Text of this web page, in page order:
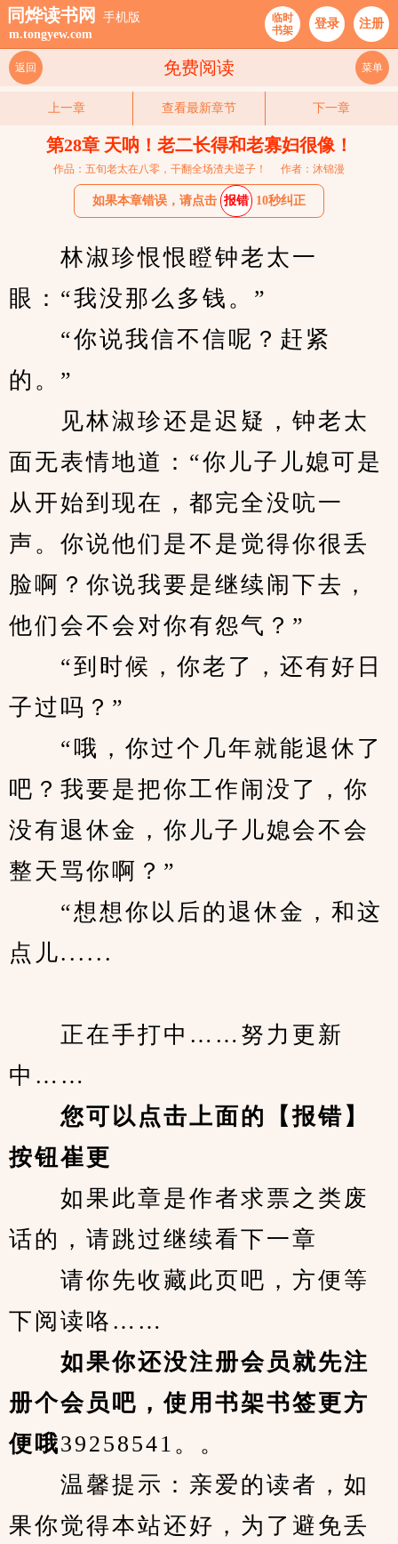
同烨读书网
手机版
m.tongyew.com
临时
书架
登录 注册
免费阅读
返回 菜单
上一章 查看最新章节 下一章
第28章 天呐！老二长得和老寡妇很像！
作品：五旬老太在八零，干翻全场渣夫逆子！ 作者：沐锦漫
如果本章错误，请点击 报错 10秒纠正
林淑珍恨恨瞪钟老太一
眼：“我没那么多钱。”
“你说我信不信呢？赶紧
的。”
见林淑珍还是迟疑，钟老太
面无表情地道：“你儿子儿媳可是
从开始到现在，都完全没吭一
声。你说他们是不是觉得你很丢
脸啊？你说我要是继续闹下去，
他们会不会对你有怨气？”
“到时候，你老了，还有好日
子过吗？”
“哦，你过个几年就能退休了
吧？我要是把你工作闹没了，你
没有退休金，你儿子儿媳会不会
整天骂你啊？”
“想想你以后的退休金，和这
点儿......
正在手打中……努力更新
中……
您可以点击上面的【报错】
按钮崔更
如果此章是作者求票之类废
话的，请跳过继续看下一章
请你先收藏此页吧，方便等
下阅读咯……
如果你还没注册会员就先注
册个会员吧，使用书架书签更方
便哦39258541。。
温馨提示：亲爱的读者，如
果你觉得本站还好，为了避免丢